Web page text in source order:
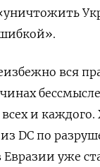
вся
и
DC по
Евразии уже